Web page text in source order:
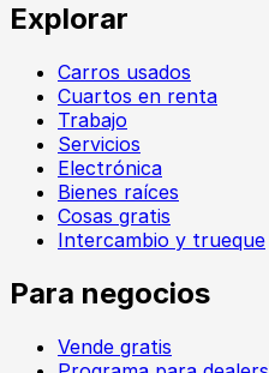
Explorar
Carros usados
Cuartos en renta
Trabajo
Servicios
Electrónica
Bienes raíces
Cosas gratis
Intercambio y trueque
Para negocios
Vende gratis